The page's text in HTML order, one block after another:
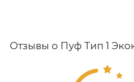
Отзывы о Пуф Тип 1